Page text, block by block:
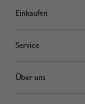
Einkaufen
Service
Über uns